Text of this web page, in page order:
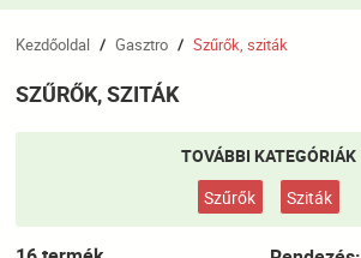
Kezdőoldal / Gasztro / Szűrők, sziták
SZŰRŐK, SZITÁK
TOVÁBBI KATEGÓRIÁK
Szűrők
Sziták